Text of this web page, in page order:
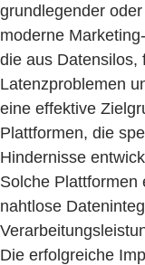
grundlegender
moderne
die aus Datensilos,
Latenzproblemen
eine effektive
Plattformen, die
Hindernisse
Solche Plattformen
nahtlose
Die erfolgreiche